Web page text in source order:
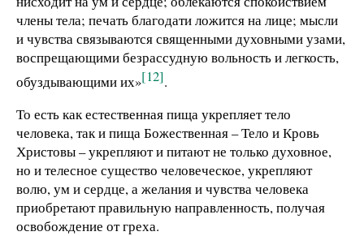
члены тела; печать благодати ложится на лице; мысли
и чувства связываются священными духовными узами,
воспрещающими безрассудную вольность и легкость,
обуздывающими их»[12].
То есть как естественная пища укрепляет тело
человека, так и пища Божественная – Тело и Кровь
Христовы – укрепляют и питают не только духовное,
но и телесное существо человеческое, укрепляют
волю, ум и сердце, а желания и чувства человека
приобретают правильную направленность, получая
освобождение от греха.